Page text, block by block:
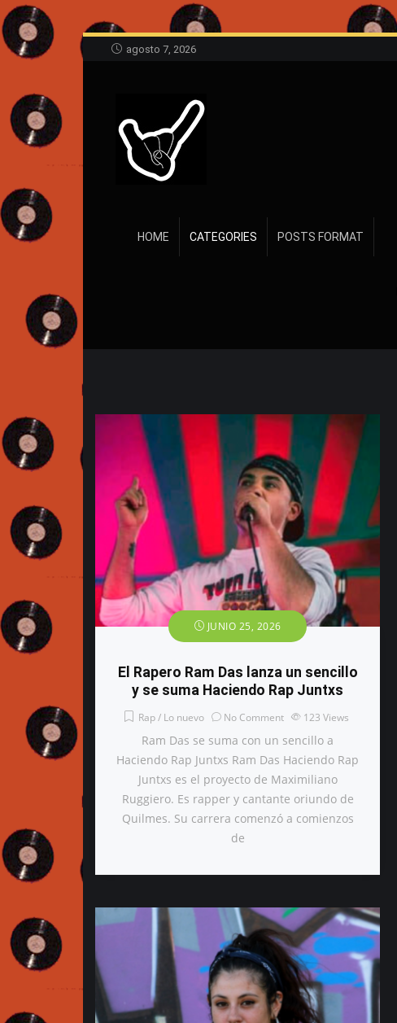
agosto 7, 2026
HOME CATEGORIES POSTS FORMAT
JUNIO 25, 2026
El Rapero Ram Das lanza un sencillo
y se suma Haciendo Rap Juntxs
Rap / Lo nuevo No Comment 123 Views
Ram Das se suma con un sencillo a
Haciendo Rap Juntxs Ram Das Haciendo Rap
Juntxs es el proyecto de Maximiliano
Ruggiero. Es rapper y cantante oriundo de
Quilmes. Su carrera comenzó a comienzos
de